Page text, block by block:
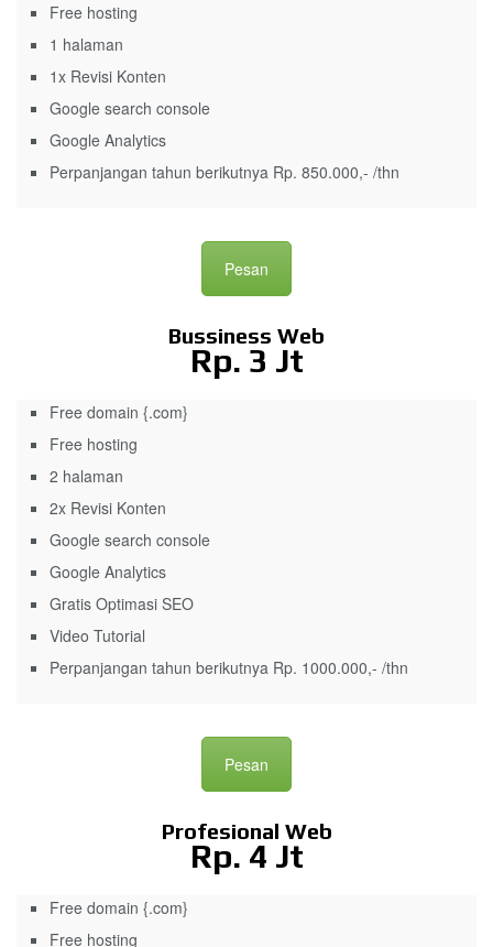
Free hosting
1 halaman
1x Revisi Konten
Google search console
Google Analytics
Perpanjangan tahun berikutnya Rp. 850.000,- /thn
Pesan
Bussiness Web
Rp. 3 Jt
Free domain {.com}
Free hosting
2 halaman
2x Revisi Konten
Google search console
Google Analytics
Gratis Optimasi SEO
Video Tutorial
Perpanjangan tahun berikutnya Rp. 1000.000,- /thn
Pesan
Profesional Web
Rp. 4 Jt
Free domain {.com}
Free hosting